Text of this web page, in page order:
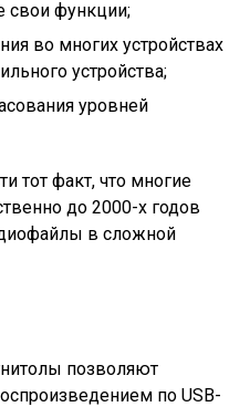
свои функции;
во многих устройствах
устройства;
уровней
тот факт, что многие
до 2000-х годов
в сложной
позволяют
по USB-